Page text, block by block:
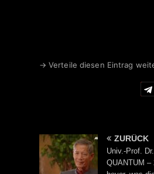
→ Verteile diesen Eintrag
ZURÜCK
Univ.-Prof.
QUANTUM –